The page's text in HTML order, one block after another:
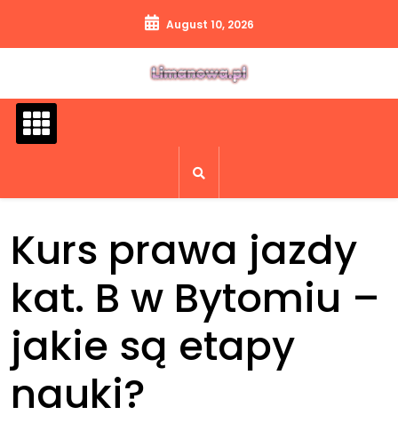
content
August 10, 2026
Kurs prawa jazdy
kat. B w Bytomiu –
jakie są etapy
nauki?